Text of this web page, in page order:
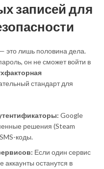
записей для
это лишь половина дела.
он не сможет войти в
стандарт для
Google
решения (Steam
коды.
Если один сервис
останутся в